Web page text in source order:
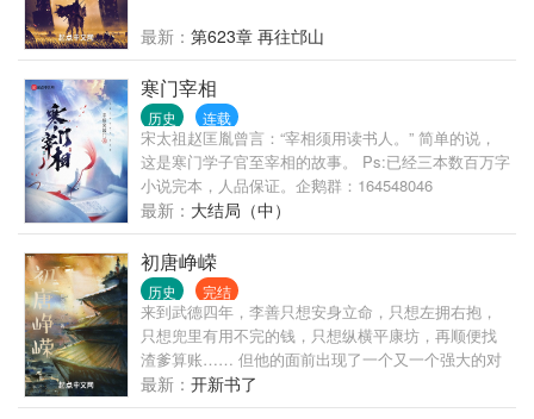
最新： 第623章 再往邙山
寒门宰相
历史 连载
宋太祖赵匡胤曾言：“宰相须用读书人。” 简单的说，
这是寒门学子官至宰相的故事。 Ps:已经三本数百万字
小说完本，人品保证。企鹅群：164548046
最新： 大结局（中）
初唐峥嵘
历史 完结
来到武德四年，李善只想安身立命，只想左拥右抱，
只想兜里有用不完的钱，只想纵横平康坊，再顺便找
渣爹算账…… 但他的面前出现了一个又一个强大的对
手，被逼无奈的李善撕下了老好人的面具，他拔剑出
鞘，锋芒毕露！
最新： 开新书了